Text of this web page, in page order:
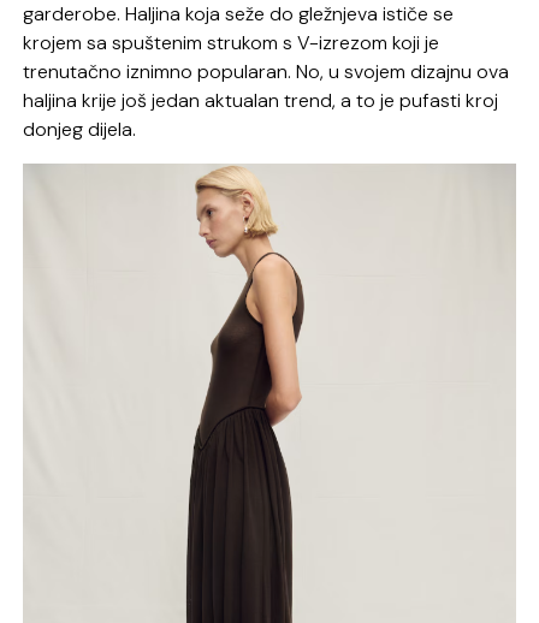
garderobe. Haljina koja seže do gležnjeva ističe se
krojem sa spuštenim strukom s V-izrezom koji je
trenutačno iznimno popularan. No, u svojem dizajnu ova
haljina krije još jedan aktualan trend, a to je pufasti kroj
donjeg dijela.